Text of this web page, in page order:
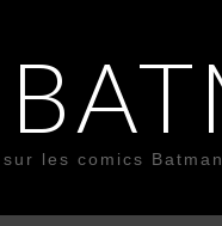
les comics